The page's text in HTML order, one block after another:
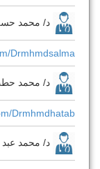
د/ محمد
drmhmdsalma
د/ محمد
drmhmdhatab
د/ محمد عبد